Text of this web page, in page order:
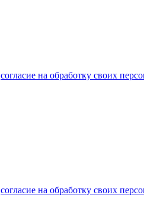
согласие на обработку своих
согласие на обработку своих